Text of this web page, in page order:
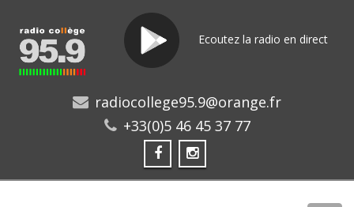
Ecoutez la radio en direct
radiocollege95.9@orange.fr
+33(0)5 46 45 37 77